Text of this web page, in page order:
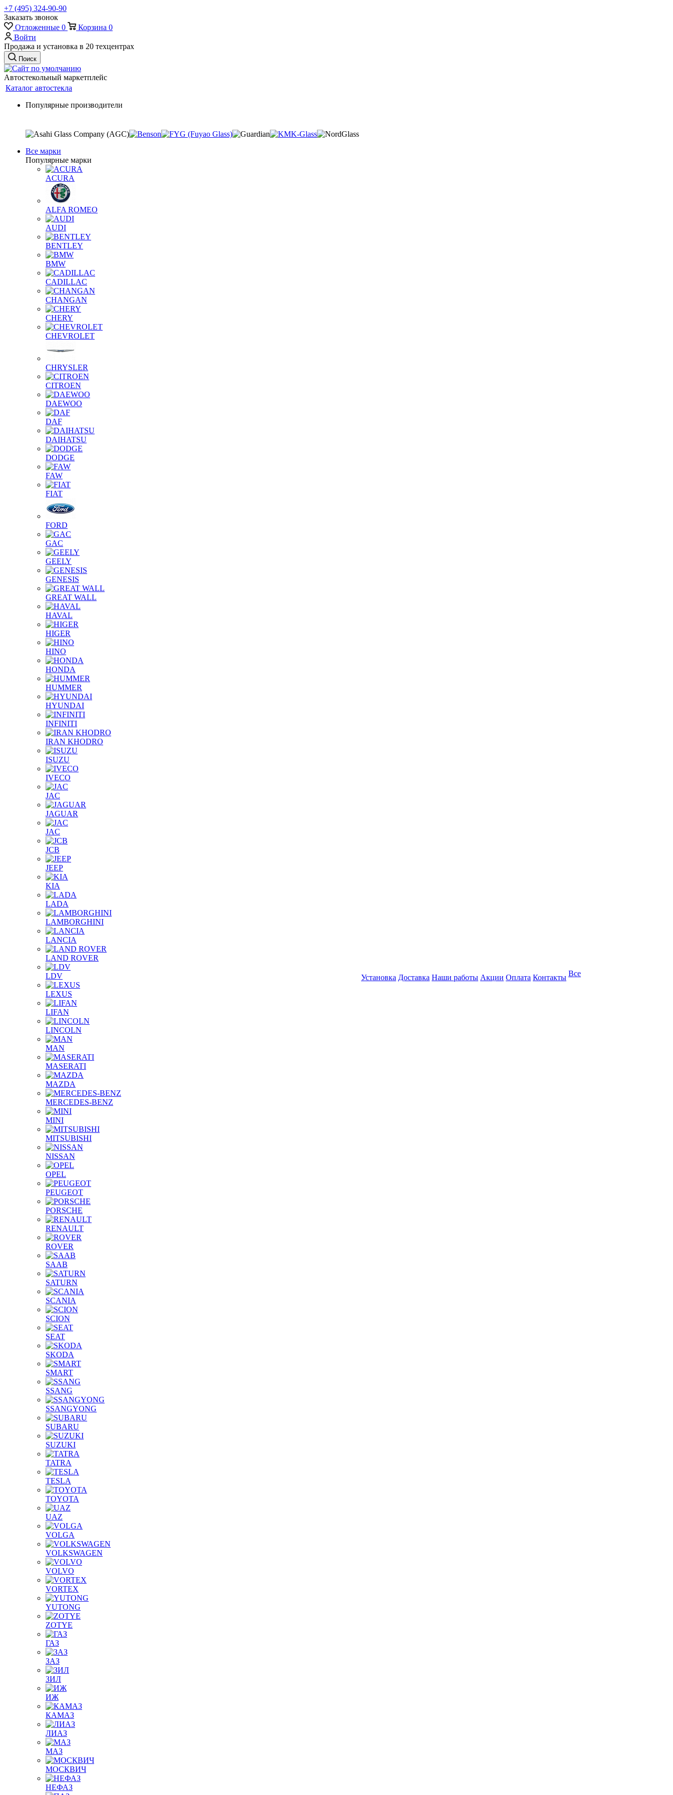
+7 (495) 324-90-90
Заказать звонок
Отложенные 0 Корзина 0
Войти
Продажа и установка в 20 техцентрах
Поиск
Автостекольный маркетплейс
Каталог автостекла
Популярные производители
Все марки
Популярные марки
ACURA
ALFA ROMEO
AUDI
BENTLEY
BMW
CADILLAC
CHANGAN
CHERY
CHEVROLET
CHRYSLER
CITROEN
DAEWOO
DAF
DAIHATSU
DODGE
FAW
FIAT
FORD
GAC
GEELY
GENESIS
GREAT WALL
HAVAL
HIGER
HINO
HONDA
HUMMER
HYUNDAI
INFINITI
IRAN KHODRO
ISUZU
IVECO
JAC
JAGUAR
JAС
JCB
JEEP
KIA
LADA
LAMBORGHINI
LANCIA
LAND ROVER
LDV
LEXUS
LIFAN
LINCOLN
MAN
MASERATI
MAZDA
MERCEDES-BENZ
MINI
MITSUBISHI
NISSAN
OPEL
PEUGEOT
PORSCHE
RENAULT
ROVER
SAAB
SATURN
SCANIA
SCION
SEAT
SKODA
SMART
SSANG
SSANGYONG
SUBARU
SUZUKI
TATRA
TESLA
TOYOTA
UAZ
VOLGA
VOLKSWAGEN
VOLVO
VORTEX
YUTONG
ZOTYE
ГАЗ
ЗАЗ
ЗИЛ
ИЖ
КАМАЗ
ЛИАЗ
МАЗ
МОСКВИЧ
НЕФАЗ
Установка Доставка Наши работы Акции Оплата Контакты Все